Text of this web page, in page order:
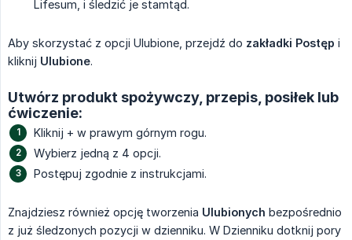
Lifesum, i śledzić je stamtąd.
Aby skorzystać z opcji Ulubione, przejdź do zakładki Postęp i
kliknij Ulubione.
Utwórz produkt spożywczy, przepis, posiłek lub
ćwiczenie:
Kliknij + w prawym górnym rogu.
Wybierz jedną z 4 opcji.
Postępuj zgodnie z instrukcjami.
Znajdziesz również opcję tworzenia Ulubionych bezpośrednio
z już śledzonych pozycji w dzienniku. W Dzienniku dotknij pory